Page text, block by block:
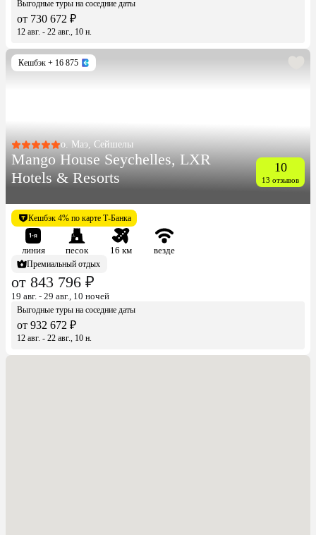
Выгодные туры на соседние даты
от 730 672 ₽
12 авг. - 22 авг., 10 н.
Кешбэк + 16 875
о. Маэ, Сейшелы
Mango House Seychelles, LXR
Hotels & Resorts
10
13 отзывов
Кешбэк 4% по карте Т-Банка
линия песок 16 км
везде
Премиальный отдых
от 843 796 ₽
19 авг. - 29 авг., 10 ночей
Выгодные туры на соседние даты
от 932 672 ₽
12 авг. - 22 авг., 10 н.